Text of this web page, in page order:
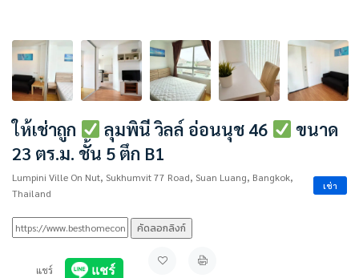
ให้เช่าถูก ลุมพินี วิลล์ อ่อนนุช 46
ขนาด
23 ตร.ม. ชั้น 5 ตึก B1
Lumpini Ville On Nut, Sukhumvit 77 Road, Suan Luang, Bangkok,
Thailand
เช่า
คัดลอกลิงก์
แชร์